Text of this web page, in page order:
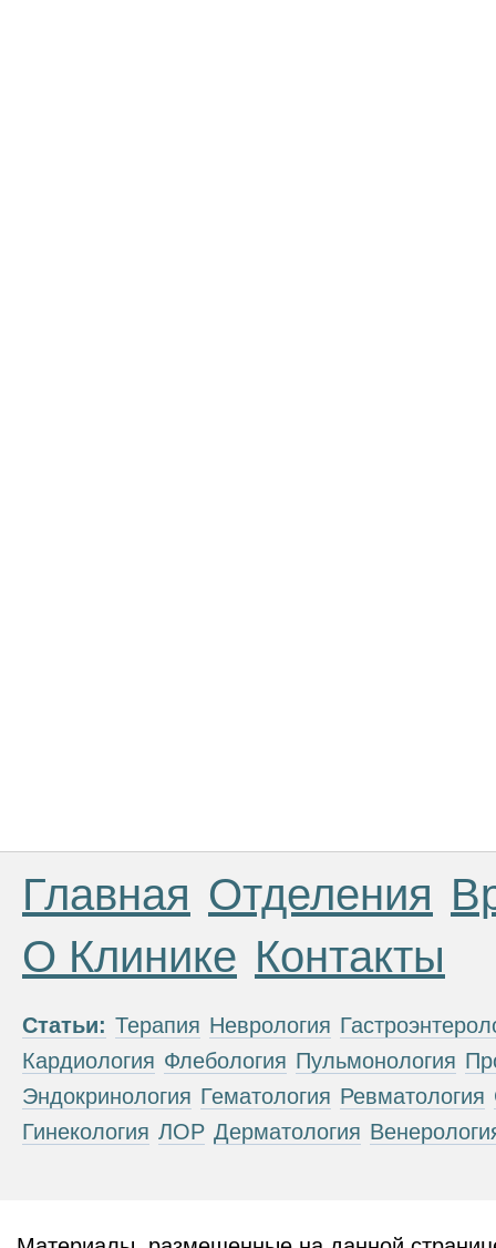
Главная Отделения
О Клинике Контакты
Статьи: Терапия Неврология
Кардиология Флебология Пульмонология
Эндокринология Гематология Ревматология
Гинекология ЛОР Дерматология